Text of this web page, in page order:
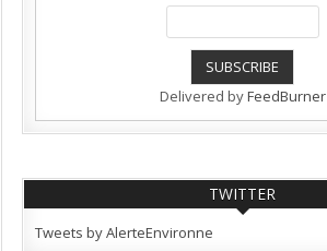
Delivered byFeedBurner
TWITTER
Tweets by AlerteEnvironne